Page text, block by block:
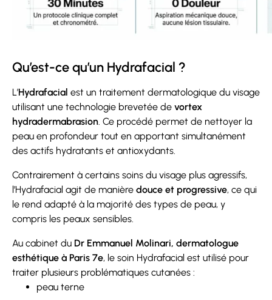
Qu’est-ce qu’un Hydrafacial ?
L’Hydrafacial est un traitement dermatologique du visage
utilisant une technologie brevetée de vortex
hydradermabrasion. Ce procédé permet de nettoyer la
peau en profondeur tout en apportant simultanément
des actifs hydratants et antioxydants.
Contrairement à certains soins du visage plus agressifs,
l’Hydrafacial agit de manière douce et progressive, ce qui
le rend adapté à la majorité des types de peau, y
compris les peaux sensibles.
Au cabinet du Dr Emmanuel Molinari, dermatologue
esthétique à Paris 7e, le soin Hydrafacial est utilisé pour
traiter plusieurs problématiques cutanées :
peau terne